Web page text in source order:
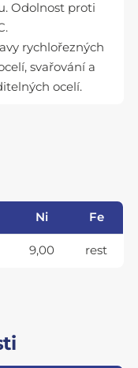
Odolnost proti
rychlořezných
svařování a
ocelí.
Ni Fe
9,00 rest